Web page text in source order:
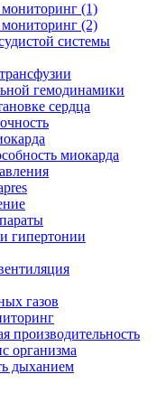
(1)
(2)
системы
гемодинамики
сердца
миокарда
гипертонии
газов
производительность
организма
дыханием